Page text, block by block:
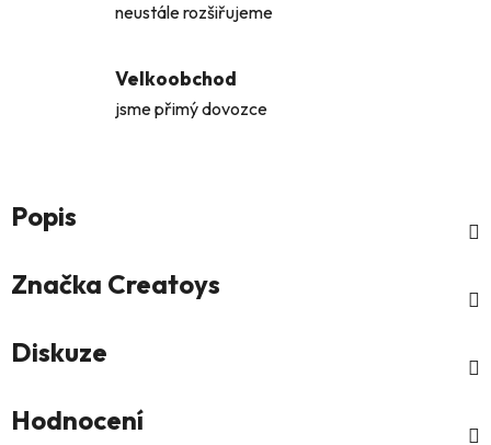
neustále rozšiřujeme
Velkoobchod
jsme přimý dovozce
Popis
Značka Creatoys
Diskuze
Hodnocení